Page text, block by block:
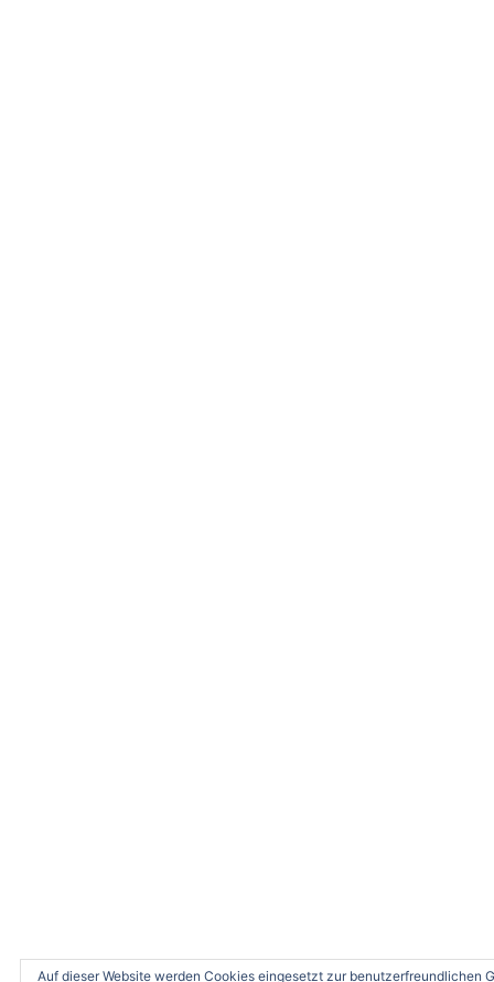
Auf dieser Website werden Cookies eingesetzt zur benutzerfreundlichen